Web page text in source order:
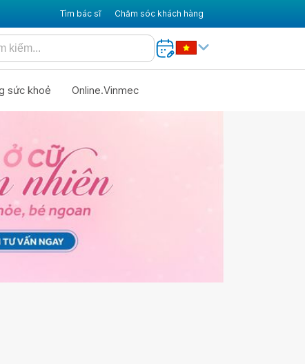
Tìm bác sĩ Chăm sóc khách hàng
sức khoẻ Online.Vinmec